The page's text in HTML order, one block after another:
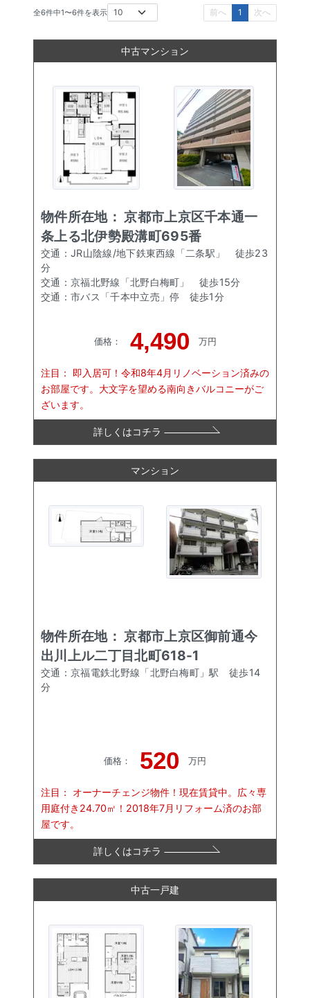
全6件中1〜6件を表示 前へ 1 次へ
中古マンション
物件所在地：京都市上京区千本通一
条上る北伊勢殿溝町695番
交通： JR山陰線/地下鉄東西線「二条駅」 徒歩23
分
交通： 京福北野線「北野白梅町」 徒歩15分
交通： 市バス「千本中立売」停 徒歩1分
価格： 4,490 万円
注目： 即入居可！令和8年4月リノベーション済みの
お部屋です。大文字を望める南向きバルコニーがご
ざいます。
詳しくはコチラ
マンション
物件所在地：京都市上京区御前通今
出川上ル二丁目北町618-1
交通： 京福電鉄北野線「北野白梅町」駅 徒歩14
分
価格 ： 520 万円
注目： オーナーチェンジ物件！現在賃貸中。広々専
用庭付き24.70㎡！2018年7月リフォーム済のお部
屋です。
詳しくはコチラ
中古一戸建